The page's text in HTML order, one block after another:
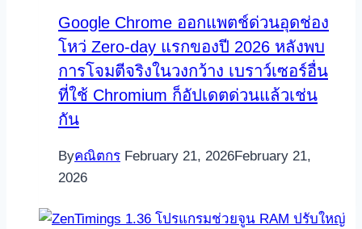
Google Chrome ออกแพตช์ด่วนอุดช่อง
โหว่ Zero-day แรกของปี 2026 หลังพบ
การโจมตีจริงในวงกว้าง เบราว์เซอร์อื่น
ที่ใช้ Chromium ก็อัปเดตด่วนแล้วเช่น
กัน
Byคณิตกร February 21, 2026February 21,
2026